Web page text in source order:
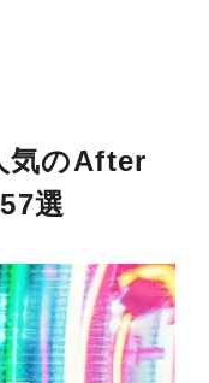
気のAfter
選